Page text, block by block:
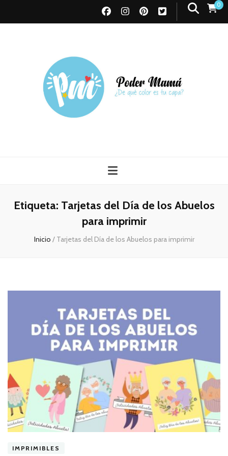
0
Etiqueta: Tarjetas del Día de los Abuelos
para imprimir
Inicio / Tarjetas del Día de los Abuelos para imprimir
IMPRIMIBLES